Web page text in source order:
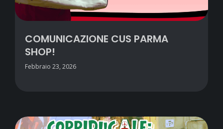
COMUNICAZIONE CUS PARMA
SHOP!
Febbraio 23, 2026